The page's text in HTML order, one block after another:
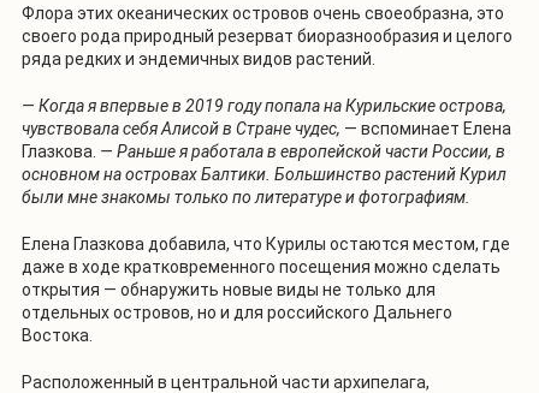
Флора этих океанических островов очень своеобразна, это
своего рода природный резерват биоразнообразия и целого
ряда редких и эндемичных видов растений.
— Когда я впервые в 2019 году попала на Курильские острова,
чувствовала себя Алисой в Стране чудес, — вспоминает Елена
Глазкова. — Раньше я работала в европейской части России, в
основном на островах Балтики. Большинство растений Курил
были мне знакомы только по литературе и фотографиям.
Елена Глазкова добавила, что Курилы остаются местом, где
даже в ходе кратковременного посещения можно сделать
открытия — обнаружить новые виды не только для
отдельных островов, но и для российского Дальнего
Востока.
Расположенный в центральной части архипелага,